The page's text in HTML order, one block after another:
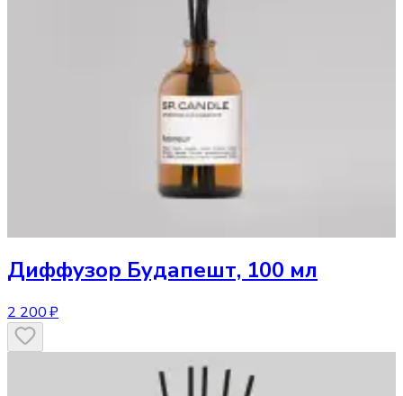
Диффузор Будапешт, 100 мл
2 200 ₽